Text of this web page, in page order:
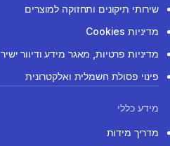
שירותי תיקונים ותחזוקה למוצרים
מדיניות Cookies
מדיניות פרטיות, מאגר מידע ודיוור ישיר
פינוי פסולת חשמלית ואלקטרונית
מידע כללי
מדריך מידות